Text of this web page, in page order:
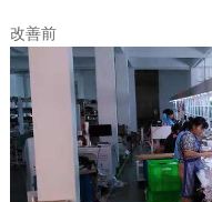
改善前